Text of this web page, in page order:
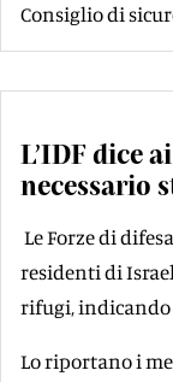
Consiglio di
L’IDF dice
necessario
Le Forze di
residenti di
rifugi, indicando
Lo riportano i